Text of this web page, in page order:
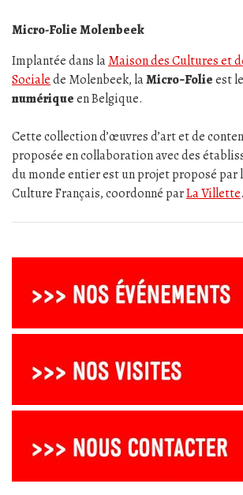
Micro-Folie Molenbeek
Implantée dans laMaison des Cultures et
Socialede Molenbeek, laMicro‑Folieest
numériqueen Belgique.
Cette collection d’œuvres d’art et de
proposée en collaboration avec des
du monde entier est un projet proposé par
Culture Français, coordonné parLa Villette.